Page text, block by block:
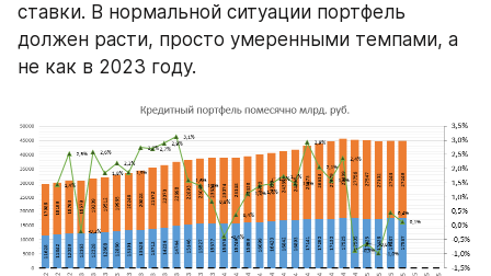
ставки. В нормальной ситуации портфель
должен расти, просто умеренными темпами, а
не как в 2023 году.